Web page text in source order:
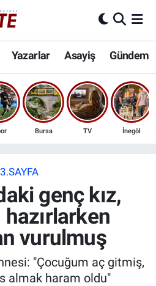
Yazarlar Asayiş Gündem
Bursa TV İnegöl
3.SAYFA
genç kız,
hazırlarken
vurulmuş
"Çocuğum aç gitmiş,
almak haram oldu"